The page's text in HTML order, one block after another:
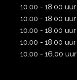
10.00 - 18.00 uur
10.00 - 18.00 uur
10.00 - 18.00 uur
10.00 - 18.00 uur
10.00 - 16.00 uur